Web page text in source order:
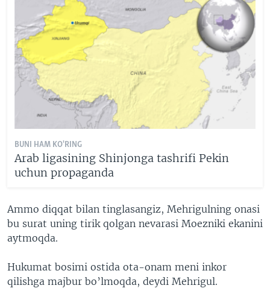
BUNI HAM KO'RING
Arab ligasining Shinjonga tashrifi Pekin
uchun propaganda
Ammo diqqat bilan tinglasangiz, Mehrigulning onasi
bu surat uning tirik qolgan nevarasi Moezniki ekanini
aytmoqda.
Hukumat bosimi ostida ota-onam meni inkor
qilishga majbur bo’lmoqda, deydi Mehrigul.